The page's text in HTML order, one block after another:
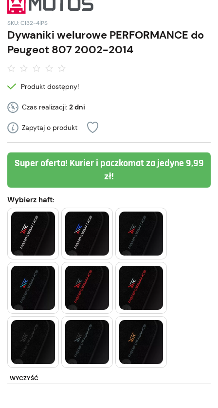
SKU: CI32-4|PS
Dywaniki welurowe PERFORMANCE do
Peugeot 807 2002-2014
Produkt dostępny!
Czas realizacji: 2 dni
Zapytaj o produkt
Super oferta! Kurier i paczkomat za jedyne 9,99
zł!
Wybierz haft:
WYCZYŚĆ